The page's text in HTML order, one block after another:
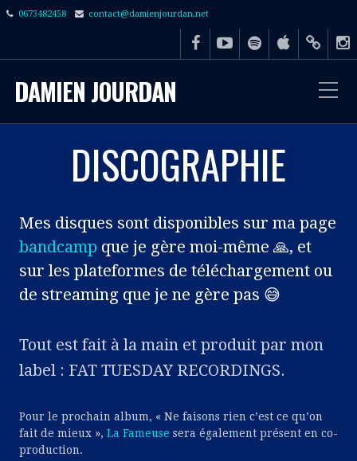
0673482458 contact@damienjourdan.net
DAMIEN JOURDAN
DISCOGRAPHIE
Mes disques sont disponibles sur ma page
bandcamp que je gère moi-même 🙏, et
sur les plateformes de téléchargement ou
de streaming que je ne gère pas 😅
Tout est fait à la main et produit par mon
label : FAT TUESDAY RECORDINGS.
Pour le prochain album, « Ne faisons rien c’est ce qu’on
fait de mieux », La Fameuse sera également présent en co-
production.